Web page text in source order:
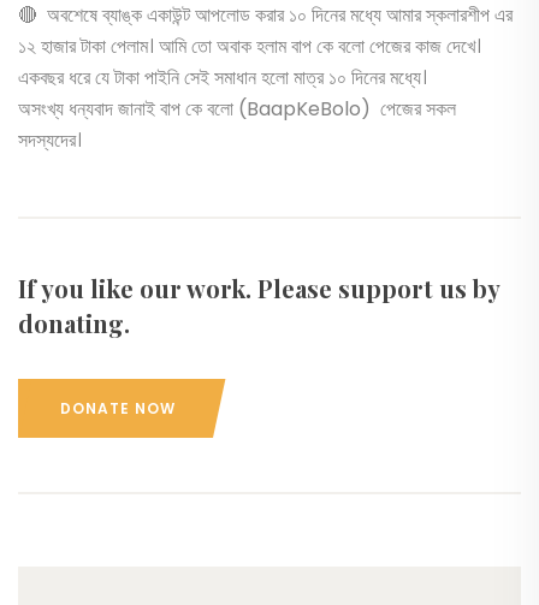
🔴 অবশেষে ব্যাঙ্ক একাউন্ট আপলোড করার ১০ দিনের মধ্যে আমার স্কলারশীপ এর
১২ হাজার টাকা পেলাম। আমি তো অবাক হলাম বাপ কে বলো পেজের কাজ দেখে।
একবছর ধরে যে টাকা পাইনি সেই সমাধান হলো মাত্র ১০ দিনের মধ্যে।
অসংখ্য ধন্যবাদ জানাই বাপ কে বলো (BaapKeBolo) পেজের সকল
সদস্যদের।
If you like our work. Please support us by
donating.
DONATE NOW